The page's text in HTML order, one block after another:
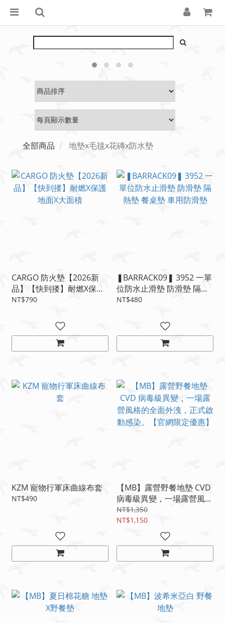
全部商品 地墊x毛毯x花磚x防水墊
CARGO 防火墊【2026新
品】【快到搂】耐燃X保護
地面X大面積
NT$790
❚BARRACK09❚ 3952 一單
位防水止滑墊 防滑墊 隔熱
墊 餐桌墊 車用防滑墊
NT$480
KZM 寵物行軍床曲線布套
NT$490
【MB】露營野餐地墊 CVD
病毒級異變，一場露營風格
的全面外洩，正式啟動感
染。【官網限定優惠】
NT$1,350
NT$1,150